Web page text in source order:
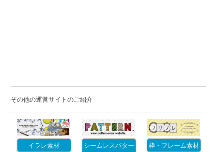
その他の運営サイトのご紹介
イラレ素材
シームレスパター
枠・フレーム素材